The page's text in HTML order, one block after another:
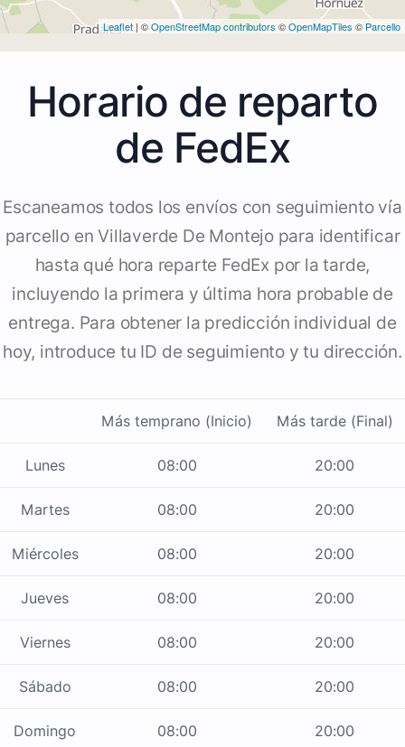
Leaflet | ©OpenStreetMap contributors ©OpenMapTiles © Parcello
Horario de reparto
de FedEx
Escaneamos todos los envíos con seguimiento vía
parcello en Villaverde De Montejo para identificar
hasta qué hora reparte FedEx por la tarde,
incluyendo la primera y última hora probable de
entrega. Para obtener la predicción individual de
hoy, introduce tu ID de seguimiento y tu dirección.
Más temprano (Inicio) Más tarde (Final)
Lunes 08:00 20:00
Martes 08:00 20:00
Miércoles 08:00 20:00
Jueves 08:00 20:00
Viernes 08:00 20:00
Sábado 08:00 20:00
Domingo 08:00 20:00